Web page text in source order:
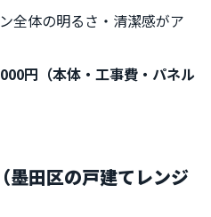
全体の明るさ・清潔感がア
円（本体・工事費・パネル
墨田区の戸建てレンジ